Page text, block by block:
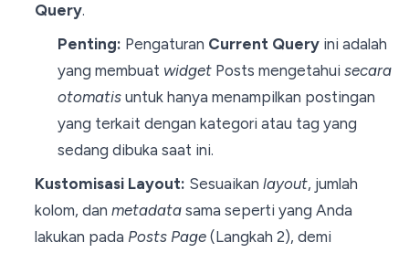
Query.
Penting: Pengaturan Current Query ini adalah
yang membuat widget Posts mengetahuisecara
otomatis untuk hanya menampilkan postingan
yang terkait dengan kategori atau tag yang
sedang dibuka saat ini.
Kustomisasi Layout: Sesuaikan layout, jumlah
kolom, dan metadatasama seperti yang Anda
lakukan pada Posts Page(Langkah 2), demi